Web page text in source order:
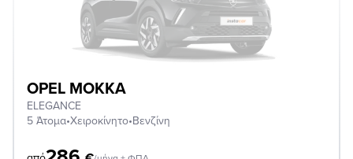
OPEL MOKKA
ELEGANCE
5 Άτομα•Χειροκίνητο•Βενζίνη